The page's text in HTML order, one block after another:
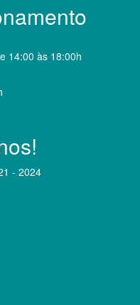
14:00 às 18:00h
- 2024